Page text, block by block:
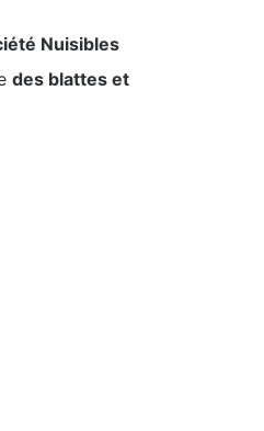
Nuisibles
des blattes et